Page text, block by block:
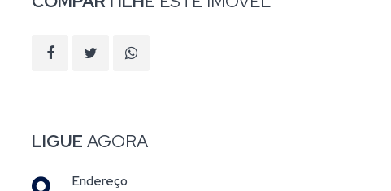
LIGUE AGORA
Endereço